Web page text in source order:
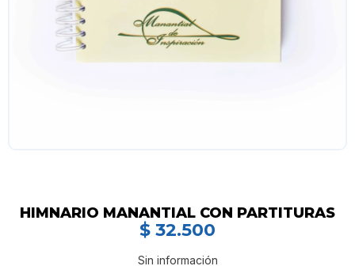
HIMNARIO MANANTIAL CON PARTITURAS
$ 32.500
Sin información